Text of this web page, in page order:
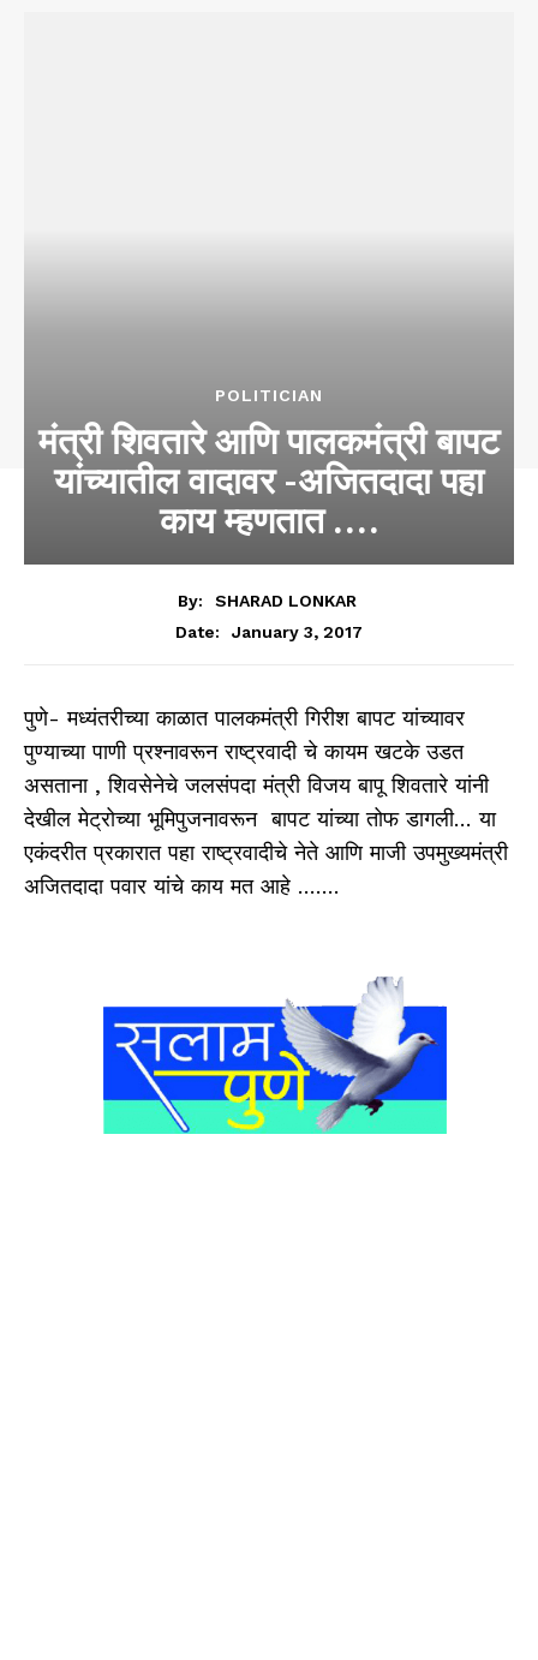
POLITICIAN
मंत्री शिवतारे आणि पालकमंत्री बापट
यांच्यातील वादावर -अजितदादा पहा
काय म्हणतात ….
By:
SHARAD LONKAR
Date:
January 3, 2017
पुणे- मध्यंतरीच्या काळात पालकमंत्री गिरीश बापट यांच्यावर
पुण्याच्या पाणी प्रश्नावरून राष्ट्रवादी चे कायम खटके उडत
असताना , शिवसेनेचे जलसंपदा मंत्री विजय बापू शिवतारे यांनी
देखील मेट्रोच्या भूमिपुजनावरून बापट यांच्या तोफ डागली… या
एकंदरीत प्रकारात पहा राष्ट्रवादीचे नेते आणि माजी उपमुख्यमंत्री
अजितदादा पवार यांचे काय मत आहे …….